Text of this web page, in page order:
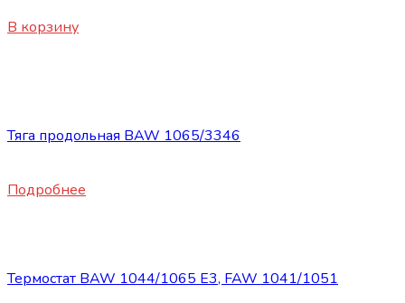
В корзину
Тяга продольная BAW 1065/3346
Подробнее
Термостат BAW 1044/1065 Е3, FAW 1041/1051